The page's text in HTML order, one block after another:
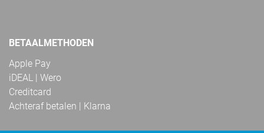
BETAALMETHODEN
Apple Pay
iDEAL | Wero
Creditcard
Achteraf betalen | Klarna